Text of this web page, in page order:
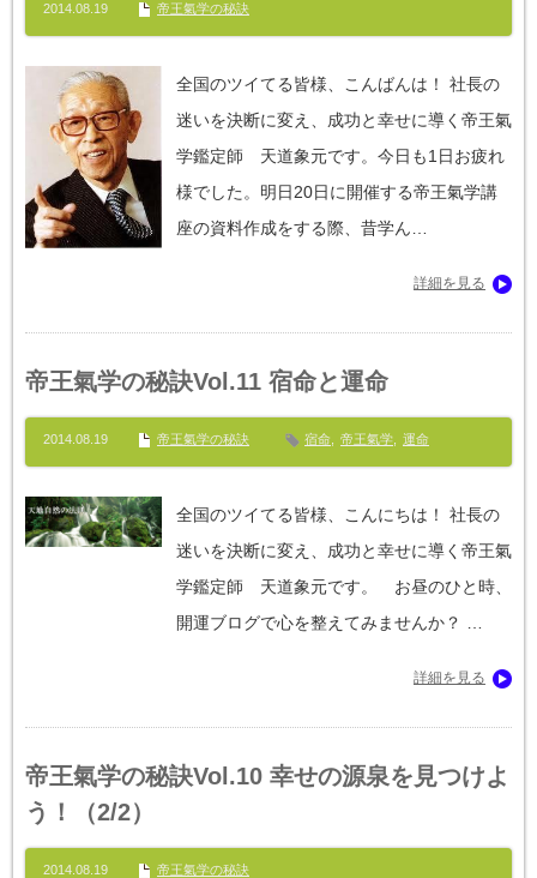
2014.08.19 帝王氣学の秘訣
全国のツイてる皆様、こんばんは！ 社長の
迷いを決断に変え、成功と幸せに導く帝王氣
学鑑定師 天道象元です。今日も1日お疲れ
様でした。明日20日に開催する帝王氣学講
座の資料作成をする際、昔学ん…
詳細を見る
帝王氣学の秘訣Vol.11 宿命と運命
2014.08.19 帝王氣学の秘訣 宿命 帝王氣学 運命
全国のツイてる皆様、こんにちは！ 社長の
迷いを決断に変え、成功と幸せに導く帝王氣
学鑑定師 天道象元です。 お昼のひと時、
開運ブログで心を整えてみませんか？ …
詳細を見る
帝王氣学の秘訣Vol.10 幸せの源泉を見つけよ
う！（2/2）
2014.08.19
帝王氣学の秘訣